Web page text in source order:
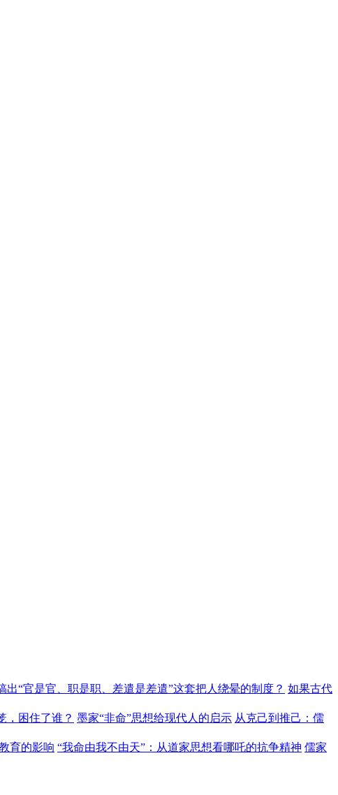
出“官是官、职是职、差遣是差遣”这套把人绕晕的制度？ 如果古代
，困住了谁？ 墨家“非命”思想给现代人的启示 从克己到推己：儒
育的影响 “我命由我不由天”：从道家思想看哪吒的抗争精神 儒家